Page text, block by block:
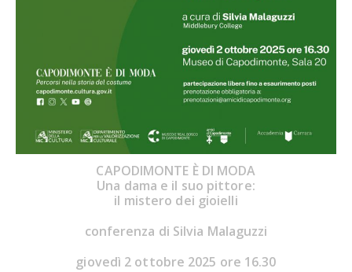
CAPODIMONTE È DI MODA
Una dama e il suo pittore:
il mistero dei gioielli
conferenza di Silvia Malaguzzi
giovedì 2 ottobre 2025 ore 16.30